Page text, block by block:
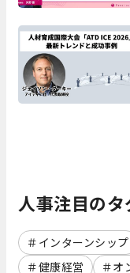
人事注目のタ
インターンシップ
健康経営
オ